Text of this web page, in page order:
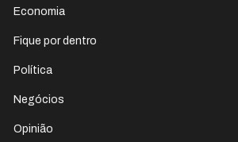
Economia
Fique por dentro
Política
Negócios
Opinião